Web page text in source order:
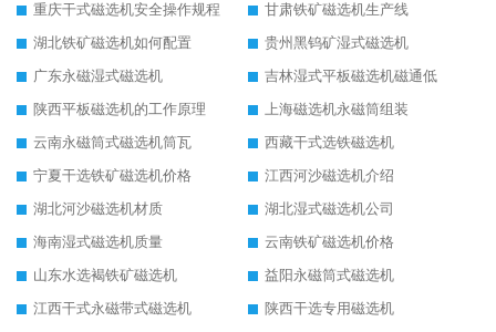
重庆干式磁选机安全操作规程
甘肃铁矿磁选机生产线
湖北铁矿磁选机如何配置
贵州黑钨矿湿式磁选机
广东永磁湿式磁选机
吉林湿式平板磁选机磁通低
陕西平板磁选机的工作原理
上海磁选机永磁筒组装
云南永磁筒式磁选机筒瓦
西藏干式选铁磁选机
宁夏干选铁矿磁选机价格
江西河沙磁选机介绍
湖北河沙磁选机材质
湖北湿式磁选机公司
海南湿式磁选机质量
云南铁矿磁选机价格
山东水选褐铁矿磁选机
益阳永磁筒式磁选机
江西干式永磁带式磁选机
陕西干选专用磁选机